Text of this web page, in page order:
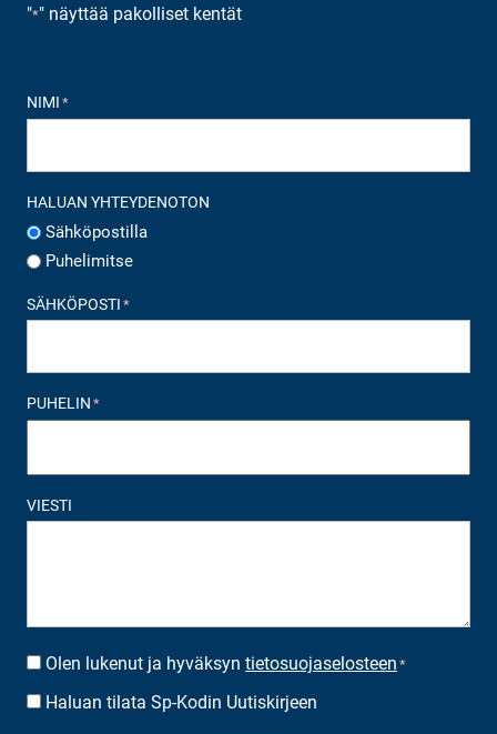
"*" näyttää pakolliset kentät
NIMI *
HALUAN YHTEYDENOTON
Sähköpostilla
Puhelimitse
SÄHKÖPOSTI *
PUHELIN *
VIESTI
SUOSTUMUS*
Olen lukenut ja hyväksyn tietosuojaselosteen *
UUTISKIRJEEN
Haluan tilata Sp-Kodin Uutiskirjeen